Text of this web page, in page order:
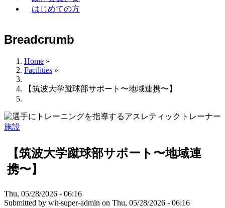
はじめての方
Breadcrumb
Home »
Facilities »
【筑波大学蹴球部サポート〜地域連携〜】
施設
【筑波大学蹴球部サポート〜地域連
携〜】
Thu, 05/28/2026 - 06:16
Submitted by wit-super-admin on Thu, 05/28/2026 - 06:16